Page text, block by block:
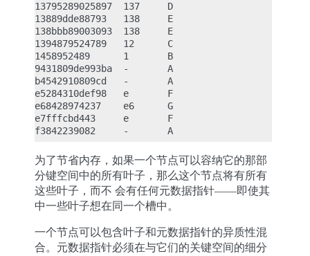
13795289025897  137     D
13889dde88793   138     E
138bbb89003093  138     E
1394879524789   12      C
1458952489      1       B
9431809de993ba  -       A
b4542910809cd   -       A
e5284310def98   e       F
e68428974237    e6      G
e7fffcbd443     e       F
为了节省内存，如果一个节点可以容纳它的那部
分键空间中的所有叶子，那么这个节点将有所有
这些叶子，而不 会有任何元数据指针——即使其
中一些叶子想在同一个槽中。
一个节点可以包含叶子和元数据指针的异质性混
合。元数据指针必须在与它们的关键空间的细分